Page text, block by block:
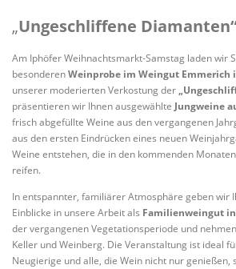
„Ungeschliffene
Am Iphöfer Weihnachtsmarkt-Samstag laden wir
besonderenWeinprobe im Weingut Emmerich
unserer moderierten Verkostung der
präsentieren wir Ihnen ausgewählte Jungweine
frisch abgefüllte Weine aus den vergangenen
aus den ersten Eindrücken eines neuen
Weine entstehen, die in den kommenden
reifen.
In entspannter, familiärer Atmosphäre geben wir
Einblicke in unsere Arbeit als Familienweingut
der vergangenen Vegetationsperiode und
Keller und Weinberg. Die Veranstaltung ist ideal
Neugierige und alle, die Wein nicht nur genießen,